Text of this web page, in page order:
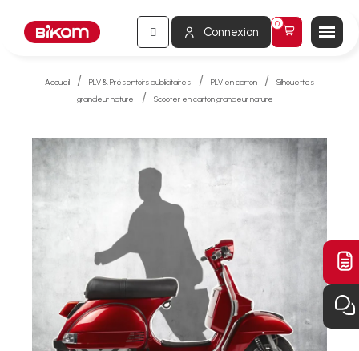
Connexion
Accueil PLV & Présentoirs publicitaires PLV en carton
Silhouettes
grandeur nature
Scooter en carton grandeur nature